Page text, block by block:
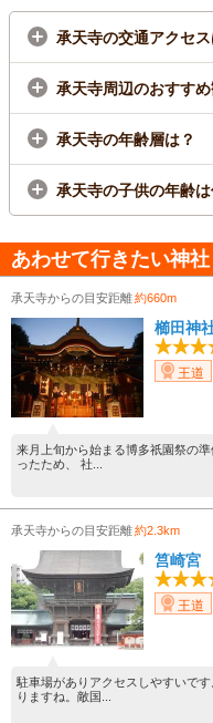
承天寺の交通アクセス
承天寺周辺のおすす
承天寺の年齢層は？
承天寺の子供の年齢
あわせて行きたい神
承天寺からの目安距離約660m
櫛田神
王道
来月上旬から始まる博多祇園祭の
ったため、 社...
承天寺からの目安距離約2.3km
筥崎宮
王道
駐車場がありアクセスしやすいで
りますね。敵国...